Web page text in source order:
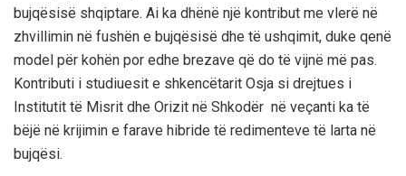
bujqësisë shqiptare. Ai ka dhënë një kontribut me vlerë në
zhvillimin në fushën e bujqësisë dhe të ushqimit, duke qenë
model për kohën por edhe brezave që do të vijnë më pas.
Kontributi i studiuesit e shkencëtarit Osja si drejtues i
Institutit të Misrit dhe Orizit në Shkodër në veçanti ka të
bëjë në krijimin e farave hibride të redimenteve të larta në
bujqësi.